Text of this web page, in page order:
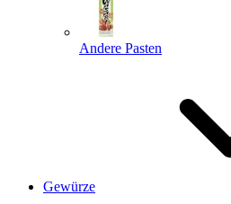
Andere Pasten
Gewürze